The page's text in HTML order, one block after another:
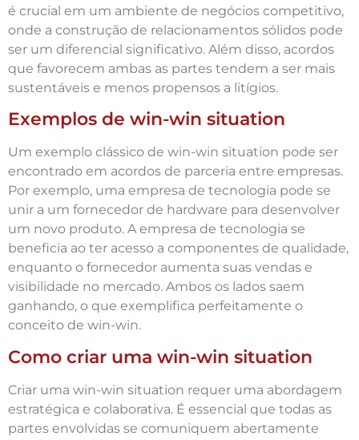
é crucial em um ambiente de negócios competitivo,
onde a construção de relacionamentos sólidos pode
ser um diferencial significativo. Além disso, acordos
que favorecem ambas as partes tendem a ser mais
sustentáveis e menos propensos a litígios.
Exemplos de win-win situation
Um exemplo clássico de win-win situation pode ser
encontrado em acordos de parceria entre empresas.
Por exemplo, uma empresa de tecnologia pode se
unir a um fornecedor de hardware para desenvolver
um novo produto. A empresa de tecnologia se
beneficia ao ter acesso a componentes de qualidade,
enquanto o fornecedor aumenta suas vendas e
visibilidade no mercado. Ambos os lados saem
ganhando, o que exemplifica perfeitamente o
conceito de win-win.
Como criar uma win-win situation
Criar uma win-win situation requer uma abordagem
estratégica e colaborativa. É essencial que todas as
partes envolvidas se comuniquem abertamente